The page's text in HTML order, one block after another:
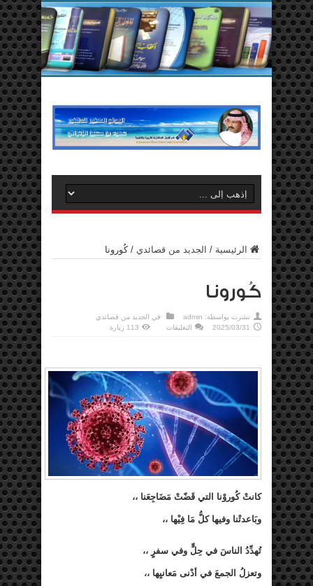
الرئيسية / الجديد من قصائدي /كُورونا
كُورونا
نشرت بواسطة: admin في الجديد من قصائدي
2025/03/31
التعليقات 113 زيارة
كانتْ كُوروْنا التي قَضّتْ مَضَاجِعَنا ،،
وبَاعدتْنا وفيها كلُّ مَا فِيْها ،،
تُهدِّدُ الناسَ في حِلٍّ وفي سفرٍ ،،
وتعزلُ الجمعَ في أدْنى مَعانيِها ،،